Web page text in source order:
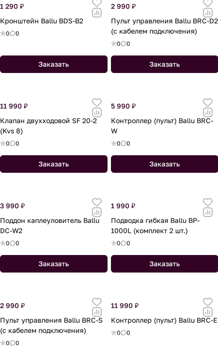
1 290 ₽
Кронштейн Ballu BDS-B2
0 0
Заказать
2 990 ₽
Пульт управления Ballu BRC-D2
(с кабелем подключения)
0 0
Заказать
11 990 ₽
Клапан двухходовой SF 20-2
(Kvs 8)
0 0
Заказать
5 990 ₽
Контроллер (пульт) Ballu BRC-
W
0 0
Заказать
3 990 ₽
Поддон каплеуловитель Ballu
DC-W2
0 0
Заказать
1 990 ₽
Подводка гибкая Ballu BP-
1000L (комплект 2 шт.)
0 0
Заказать
2 990 ₽
Пульт управления Ballu BRC-S
(с кабелем подключения)
0 0
11 990 ₽
Контроллер (пульт) Ballu BRC-E
0 0